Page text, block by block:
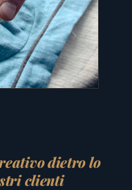
dietro lo
clienti